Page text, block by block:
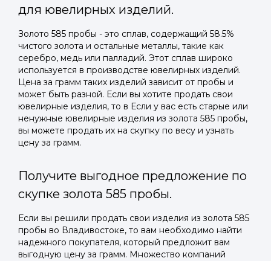
для ювелирных изделий.
Золото 585 пробы - это сплав, содержащий 58.5%
чистого золота и остальные металлы, такие как
серебро, медь или палладий. Этот сплав широко
используется в производстве ювелирных изделий.
Цена за грамм таких изделий зависит от пробы и
может быть разной. Если вы хотите продать свои
ювелирные изделия, то в Если у вас есть старые или
ненужные ювелирные изделия из золота 585 пробы,
вы можете продать их на скупку по весу и узнать
цену за грамм.
Получите выгодное предложение по
скупке золота 585 пробы.
Если вы решили продать свои изделия из золота 585
пробы во Владивостоке, то вам необходимо найти
надежного покупателя, который предложит вам
выгодную цену за грамм. Множество компаний